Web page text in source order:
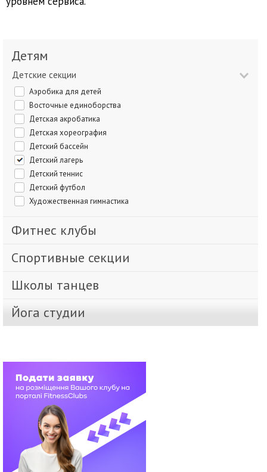
Детям
Детские секции
Аэробика для детей
Восточные единоборства
Детская акробатика
Детская хореография
Детский бассейн
Детский лагерь
Детский теннис
Детский футбол
Художественная гимнастика
Фитнес клубы
Спортивные секции
Школы танцев
Йога студии